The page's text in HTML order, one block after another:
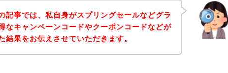
記事では、私自身がスプリングセールなどグラ
なキャンペーンコードやクーポンコードなどが
結果をお伝えさせていただきます。